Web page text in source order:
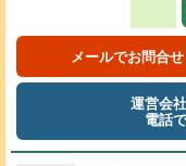
メールでお問合せ
運営会
電話